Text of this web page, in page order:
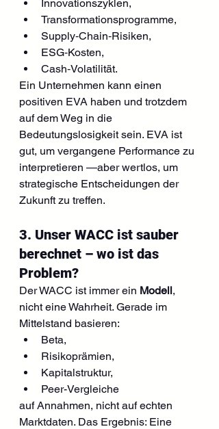
Innovationszyklen,
Transformationsprogramme,
Supply‑Chain‑Risiken,
ESG‑Kosten,
Cash‑Volatilität.
Ein Unternehmen kann einen
positiven EVA haben und trotzdem
auf dem Weg in die
Bedeutungslosigkeit sein. EVA ist
gut, um vergangene Performance zu
interpretieren —aber wertlos, um
strategische Entscheidungen der
Zukunft zu treffen.
3. Unser WACC ist sauber
berechnet – wo ist das
Problem?
Der WACC ist immer ein Modell,
nicht eine Wahrheit. Gerade im
Mittelstand basieren:
Beta,
Risikoprämien,
Kapitalstruktur,
Peer-Vergleiche
auf Annahmen, nicht auf echten
Marktdaten. Das Ergebnis: Eine